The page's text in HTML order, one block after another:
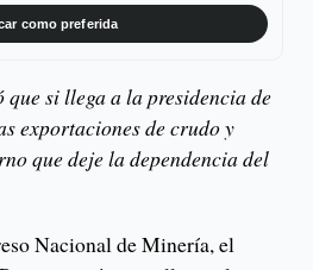
como preferida
si llega a la presidencia de
exportaciones de crudo y
que deje la dependencia del
Nacional de Minería, el